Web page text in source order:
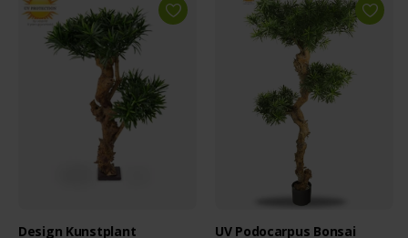
Design Kunstplant
UV Podocarpus Bonsai